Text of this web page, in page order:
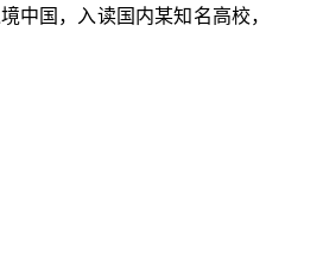
中国，入读国内某知名高校，